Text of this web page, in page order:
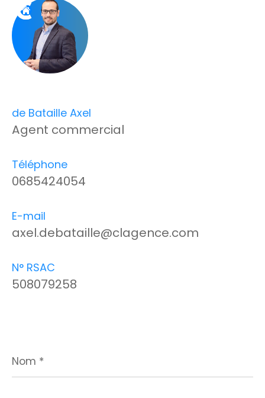
de Bataille Axel
Agent commercial
Téléphone
0685424054
E-mail
axel.debataille@clagence.com
N° RSAC
508079258
*